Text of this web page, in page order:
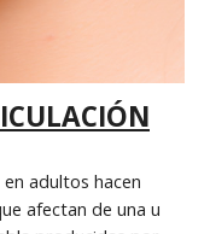
adultos hacen
afectan de una u